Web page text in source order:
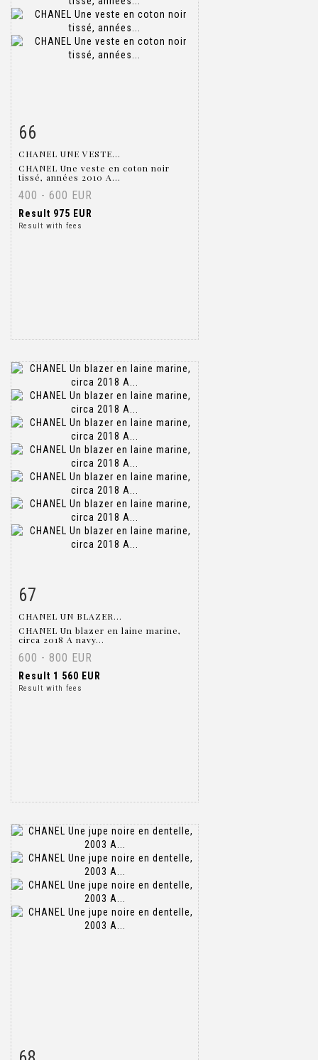
66
CHANEL UNE VESTE...
CHANEL Une veste en coton noir
tissé, années 2010 A...
400 - 600 EUR
Result 975 EUR
Result with fees
67
CHANEL UN BLAZER...
CHANEL Un blazer en laine marine,
circa 2018 A navy...
600 - 800 EUR
Result 1 560 EUR
Result with fees